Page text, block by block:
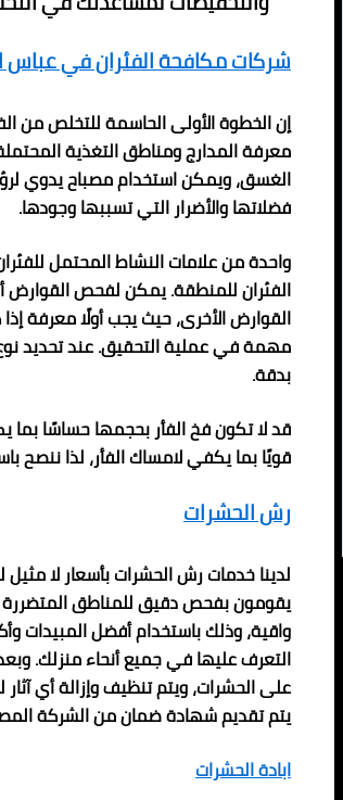
شركات مكافحة الفئران في عباس
إن الخطوة الأولى الحاسمة للتخلص من
معرفة المدارج ومناطق التغذية
الغسق، ويمكن استخدام مصباح يدوي
فضلاتها والأضرار التي تسببها وجودها.
واحدة من علامات النشاط المحتمل
الفئران للمنطقة. يمكن لفحص القوارض
القوارض الأخرى، حيث يجب أولًا معرفة
مهمة في عملية التحقيق. عند تحديد
بدقة.
قد لا تكون فخ الفأر بحجمها حساسًا بما
قويًا بما يكفي لامساك الفأر، لذا
رش الحشرات
لدينا خدمات رش الحشرات بأسعار لا
يقومون بفحص دقيق للمناطق المتضررة
واقية، وذلك باستخدام أفضل المبيدات
التعرف عليها في جميع أنحاء منزلك.
على الحشرات، ويتم تنظيف وإزالة أي
يتم تقديم شهادة ضمان من الشركة
ابادة الحشرات